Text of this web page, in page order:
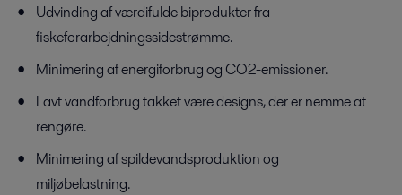
Udvinding af værdifulde biprodukter fra
fiskeforarbejdningssidestrømme.
Minimering af energiforbrug og CO2-emissioner.
Lavt vandforbrug takket være designs, der er nemme at
rengøre.
Minimering af spildevandsproduktion og
miljøbelastning.